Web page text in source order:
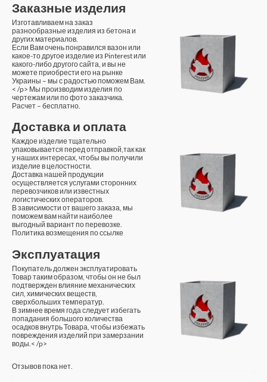
Заказные изделия
Изготавливаем на заказ
разнообразные изделия из бетона и
других материалов.
Если Вам очень понравился вазон или
какое-то другое изделие из Pinterest или
какого-либо другого сайта, и вы не
можете приобрести его на рынке
Украины – мы с радостью поможем Вам.
< /p> Мы производим изделия по
чертежам или по фото заказчика.
Расчет – бесплатно.
Доставка и оплата
Каждое изделие тщательно
упаковывается перед отправкой,так как
у наших интересах, чтобы вы получили
изделие в целостности.
Доставка нашей продукции
осуществляется услугами сторонних
перевозчиков или известных
логистических операторов.
В зависимости от вашего заказа, мы
поможем вам найти наиболее
выгодный вариант по перевозке.
Политика возмещения по ссылке
Эксплуатация
Покупатель должен эксплуатировать
Товар таким образом, чтобы он не был
подтвержден влияние механических
сил, химических веществ,
сверхбольших температур.
В зимнее время года следует избегать
попадания большого количества
осадков внутрь Товара, чтобы избежать
повреждения изделий при замерзании
воды.< /p>
Отзывов пока нет.